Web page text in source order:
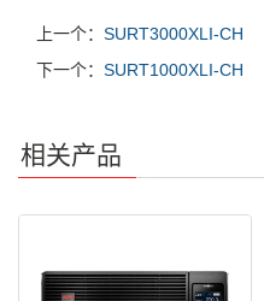
上一个： SURT3000XLI-CH
下一个： SURT1000XLI-CH
相关产品